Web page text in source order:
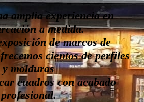
amplia experiencia en
a medida.
de marcos de
cientos de perfiles
y molduras
cuadros con acabado
profesional.